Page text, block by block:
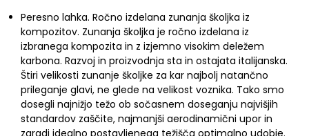
Peresno lahka. Ročno izdelana zunanja školjka iz
kompozitov. Zunanja školjka je ročno izdelana iz
izbranega kompozita in z izjemno visokim deležem
karbona. Razvoj in proizvodnja sta in ostajata italijanska.
Štiri velikosti zunanje školjke za kar najbolj natančno
prileganje glavi, ne glede na velikost voznika. Tako smo
dosegli najnižjo težo ob sočasnem doseganju najvišjih
standardov zaščite, najmanjši aerodinamični upor in
zaradi idealno postavljenega težišča optimalno udobje.